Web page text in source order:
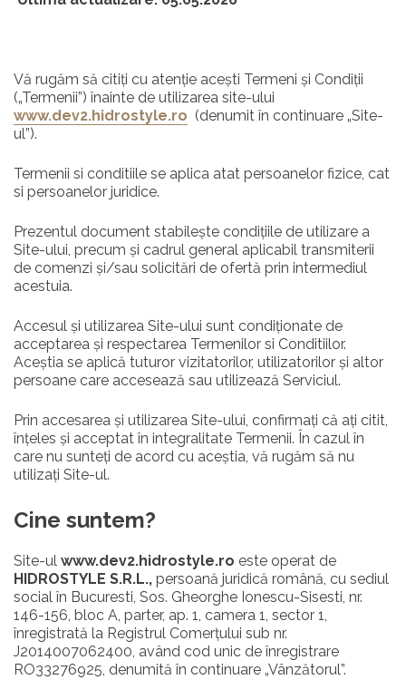
Vă rugăm să citiți cu atenție acești Termeni și Condiții
(„Termenii”) înainte de utilizarea site-ului
www.dev2.hidrostyle.ro (denumit în continuare „Site-
ul”).
Termenii si conditiile se aplica atat persoanelor fizice, cat
si persoanelor juridice.
Prezentul document stabilește condițiile de utilizare a
Site-ului, precum și cadrul general aplicabil transmiterii
de comenzi și/sau solicitări de ofertă prin intermediul
acestuia.
Accesul și utilizarea Site-ului sunt condiționate de
acceptarea și respectarea Termenilor si Conditiilor.
Aceștia se aplică tuturor vizitatorilor, utilizatorilor și altor
persoane care accesează sau utilizează Serviciul.
Prin accesarea și utilizarea Site-ului, confirmați că ați citit,
înțeles și acceptat în integralitate Termenii. În cazul în
care nu sunteți de acord cu aceștia, vă rugăm să nu
utilizați Site-ul.
Cine suntem?
Site-ul www.dev2.hidrostyle.ro este operat de
HIDROSTYLE S.R.L., persoană juridică română, cu sediul
social în Bucuresti, Sos. Gheorghe Ionescu-Sisesti, nr.
146-156, bloc A, parter, ap. 1, camera 1, sector 1,
înregistrată la Registrul Comerțului sub nr.
J2014007062400, având cod unic de înregistrare
RO33276925, denumită în continuare „Vânzătorul”.